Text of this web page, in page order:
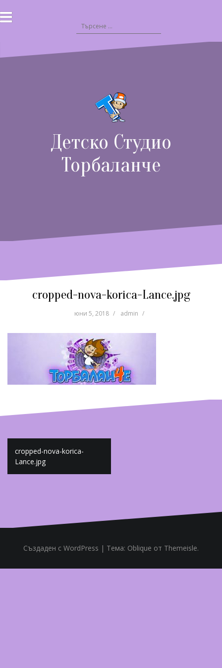
съдържанието
Търсене
за:
Детско Студио
Торбаланче
cropped-nova-korica-Lance.jpg
юни 5, 2018 admin
Навигация
cropped-nova-korica-
Lance.jpg
Създаден с WordPress | Тема: Oblique от Themeisle.